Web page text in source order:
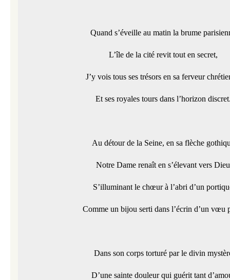
Quand s’éveille au matin la brume
L’île de la cité revit tout en secret,
J’y vois tous ses trésors en sa ferveur
Et ses royales tours dans l’horizon
Au détour de la Seine, en sa flèche
Notre Dame renaît en s’élevant vers Dieu
S’illuminant le chœur à l’abri d’un
Comme un bijou serti dans l’écrin d’un vœu
Dans son corps torturé par le divin
D’une sainte douleur qui guérit tant